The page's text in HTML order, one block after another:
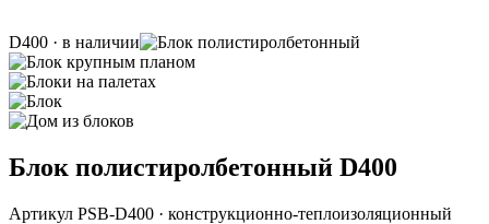
D400 · в наличии
Блок полистиролбетонный D400
Артикул PSB-D400 · конструкционно-теплоизоляционный